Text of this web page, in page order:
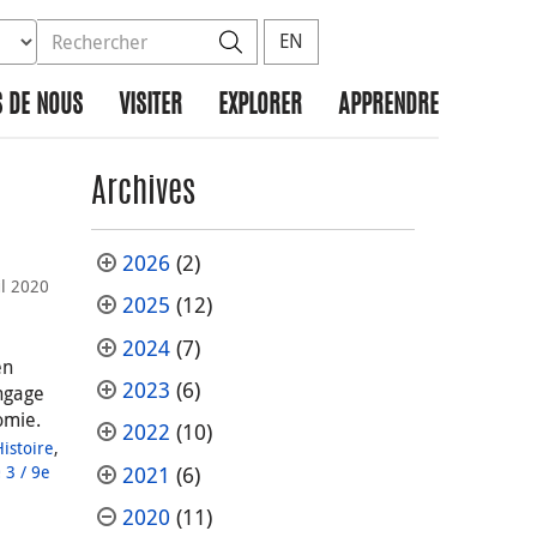
la base de données à rechercher
le site Rechercher
EN
DE NOUS VISITER EXPLORER APPRENDRE
2020
,
3 / 9e
Archives
2026 (2)
2025 (12)
2024(7)
2023 (6)
2022 (10)
2021 (6)
2020 (11)